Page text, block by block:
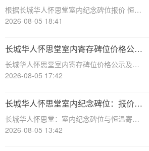
寄存配套同步减免详解
根据长城华人怀思堂室内纪念碑位报价 恒温
寄存配套同步减免详解☎ 华人怀思堂电
的加快和城市化进程的加速，人们对身后事
的安排也提出了更高的要求。长城华
2026-08-05 18:41
长城华人怀思堂室内寄存碑位价格公示
签约立减配套礼包详解
长城华人怀思堂室内寄存碑位价格公示及签
约立减配套礼包详解☎ 华人怀思堂电话:400-
加快，对于灵堂、纪念馆等场所的寄存需求
日益增长。长城华人怀思堂作为一
2026-08-05 17:42
长城华人怀思堂室内纪念碑位：报价透
明，恒温寄存享减免
长城华人怀思堂：室内纪念碑位与恒温寄存
服务，为您带来更优质的殡葬体验☎ 华人怀
2026-08-05 13:42